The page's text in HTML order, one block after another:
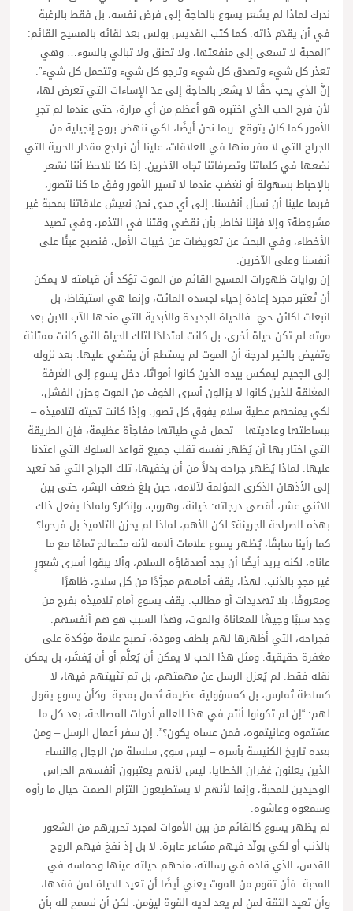
ندرك لماذا لم يشعر يسوع بالحاجة إلى فرض نفسه، بل فقط بالرغبة
في أن يقدّم ذاته. كما كتب القديس بولس بعد لقائه بالمسيح القائم:
“المحبة لا تسعى إلى منفعتها، ولا تحنق ولا تبالي بالسوء… وهي
تعذر كل شيء وتصدق كل شيء وترجو كل شيء وتتحمل كل شيء”.
إنَّ الذي يحب حقًا لا يشعر بالحاجة إلى عدّ الإساءات التي تعرض لها،
لأن فرح الحب الذي اختبره هو أعظم من أي مرارة، حتى عندما لم تجرِ
الأمور كما كان يتوقع. ربما نحن أيضًا، لكي ننهض بروح إنجيلية من
الجراح التي لا مفر منها في العلاقات، علينا أن نراجع مقدار الحرية التي
نضعها في كلماتنا وتصرفاتنا تجاه الآخرين. إذا كنا نلاحظ أننا نشعر
بالإحباط بسهولة أو نغضب عندما لا تسير الأمور وفق ما كنا نتصور،
فربما علينا أن نسأل أنفسنا: إلى أي مدى نحن نعيش علاقاتنا بمحبة غير
مشروطة؟ وإلا فإننا نخاطر بأن نقضي وقتنا في التذمر، وفي تصيد
الأخطاء، وفي البحث عن تعويضات عن خيبات الأمل، فنصبح عبئًا على
أنفسنا وعلى الآخرين.
إن روايات ظهورات المسيح القائم من الموت تؤكد أن قيامته لا يمكن
أن تُعتبر مجرد إعادة إحياء لجسده المائت، وإنما هي استيقاظ، بل
انبعاث لكائن حيّ. فالحياة الجديدة والأبدية التي منحها الآب للابن بعد
موته لم تكن حياة أخرى، بل كانت امتدادًا لتلك الحياة التي كانت ممتلئة
وتفيض بالخير لدرجة أن الموت لم يستطع أن يقضي عليها. بعد نزوله
إلى الجحيم ليمكس بيده الذين كانوا أمواتًا، دخل يسوع إلى الغرفة
المغلقة للذين كانوا لا يزالون أسرى الخوف من الموت وحزن الفشل،
لكي يمنحهم عطية سلام يفوق كل تصور. وإذا كانت تحيته لتلاميذه –
ببساطتها وعاديتها – تحمل في طياتها مفاجأة عظيمة، فإن الطريقة
التي اختار بها أن يُظهر نفسه تقلب جميع قواعد السلوك التي اعتدنا
عليها. لماذا يُظهر جراحه بدلاً من أن يخفيها، تلك الجراح التي قد تعيد
إلى الأذهان الذكرى المؤلمة لآلامه، حين بلغ ضعف البشر، حتى بين
الاثني عشر، أقصى درجاته: خيانة، وهروب، وإنكار؟ ولماذا يفعل ذلك
بهذه الصراحة الجريئة؟ لكن الأهم، لماذا لم يحزن التلاميذ بل فرحوا؟
كما رأينا سابقًا، يُظهر يسوع علامات آلامه لأنه متصالح تمامًا مع ما
عاناه، لكنه يريد أيضًا أن يجد أصدقاؤه السلام، وألا يبقوا أسرى شعورٍ
غير مجدٍ بالذنب. لهذا، يقف أمامهم مجرَّدًا من كل سلاح، ظاهرًا
ومعروفًا، بلا تهديدات أو مطالب. يقف يسوع أمام تلاميذه بفرح من
وجد سببًا وجيهًا للمعاناة والموت، وهذا السبب هو هم أنفسهم.
فجراحه، التي أظهرها لهم بلطف ومودة، تصبح علامة مؤكدة على
مغفرة حقيقية. ومثل هذا الحب لا يمكن أن يُعلَّم أو أن يُفسَّر، بل يمكن
نقله فقط. لم يُعزل الرسل عن مهمتهم، بل تم تثبيتهم فيها، لا
كسلطة تُمارس، بل كمسؤولية عظيمة تُحمل بمحبة. وكأن يسوع يقول
لهم: “إن لم تكونوا أنتم في هذا العالم أدوات للمصالحة، بعد كل ما
عشتموه وعانيتموه، فمن عساه يكون؟”. إن سفر أعمال الرسل – ومن
بعده تاريخ الكنيسة بأسره – ليس سوى سلسلة من الرجال والنساء
الذين يعلنون غفران الخطايا، ليس لأنهم يعتبرون أنفسهم الحراس
الوحيدين للمحبة، وإنما لأنهم لا يستطيعون التزام الصمت حيال ما رأوه
وسمعوه وعاشوه.
لم يظهر يسوع كالقائم من بين الأموات لمجرد تحريرهم من الشعور
بالذنب أو لكي يولّد فيهم مشاعر عابرة. لا بل إذ نفخ فيهم الروح
القدس، الذي قاده في رسالته، منحهم حياته عينها وحماسه في
المحبة. فأن تقوم من الموت يعني أيضًا أن تعيد الحياة لمن فقدها،
وأن تعيد الثقة لمن لم يعد لديه القوة ليؤمن. لكن أن نسمح لله بأن